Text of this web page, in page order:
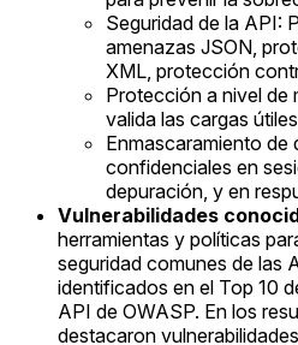
Seguridad de la API:
amenazas JSON,
XML, protección
Protección a nivel de
valida las cargas
Enmascaramiento de
confidenciales en
depuración, y en
Vulnerabilidades
herramientas y políticas
seguridad comunes de las
identificados en el Top 10
API de OWASP. En los
destacaron